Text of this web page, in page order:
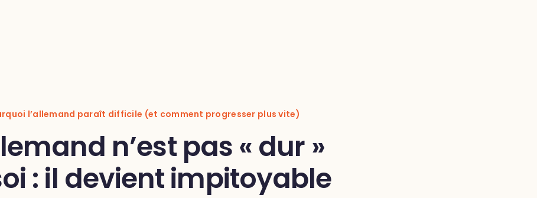
l’allemand paraît difficile (et comment progresser plus vite)
n’est pas « dur »
: il devient impitoyable